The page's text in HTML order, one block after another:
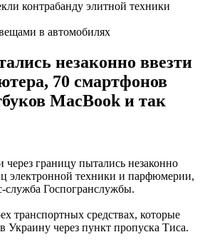
в автомобилях
незаконно ввезти
70 смартфонов
MacBook и так
через границу пытались незаконно
электронной техники и парфюмерии,
служба Госпогранслужбы.
транспортных средствах, которые
Украину через пункт пропуска Тиса.